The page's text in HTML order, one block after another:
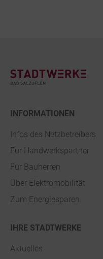
INFORMATIONEN
Infos des Netzbetreibers
Für Handwerkspartner
Für Bauherren
Über Elektromobilität
Zum Energiesparen
IHRE STADTWERKE
Aktuelles